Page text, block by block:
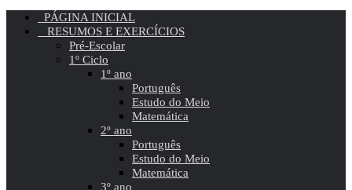
PÁGINA INICIAL
RESUMOS E EXERCÍCIOS
Pré-Escolar
1º Ciclo
1º ano
Português
Estudo do Meio
Matemática
2º ano
Português
Estudo do Meio
Matemática
3º ano